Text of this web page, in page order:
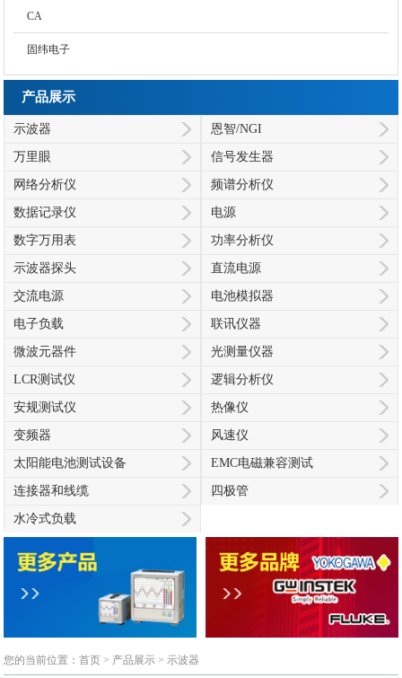
CA
固纬电子
产品展示
示波器 恩智/NGI
万里眼 信号发生器
网络分析仪 频谱分析仪
数据记录仪 电源
数字万用表 功率分析仪
示波器探头 直流电源
交流电源 电池模拟器
电子负载 联讯仪器
微波元器件 光测量仪器
LCR测试仪 逻辑分析仪
安规测试仪 热像仪
变频器 风速仪
太阳能电池测试设备 EMC电磁兼容测试
连接器和线缆 四极管
水冷式负载
您的当前位置：首页 > 产品展示 >示波器